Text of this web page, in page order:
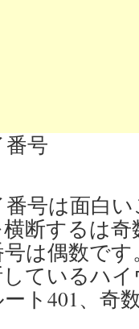
号
号は面白
断するは
は偶数です
ているハ
ト401、奇